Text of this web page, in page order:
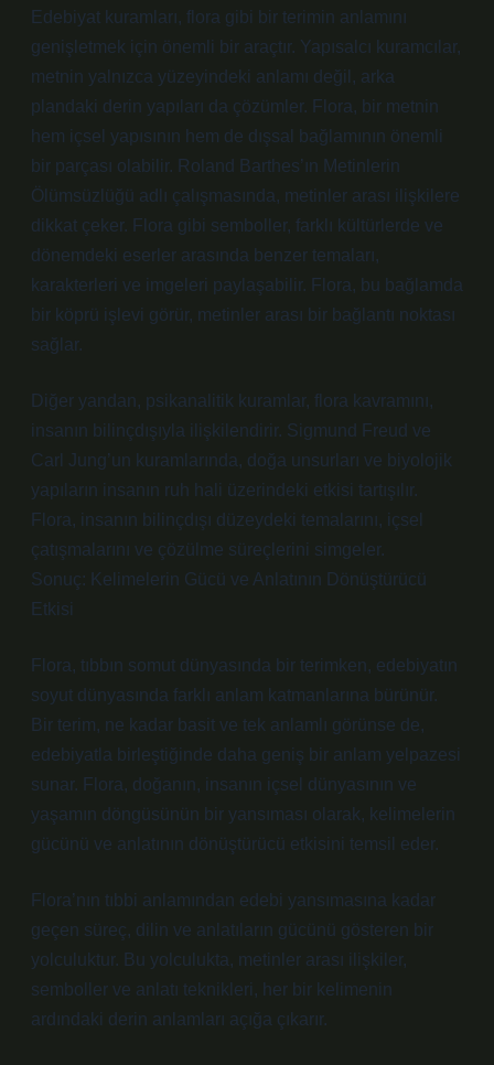
Edebiyat kuramları, flora gibi bir terimin anlamını
genişletmek için önemli bir araçtır. Yapısalcı kuramcılar,
metnin yalnızca yüzeyindeki anlamı değil, arka
plandaki derin yapıları da çözümler. Flora, bir metnin
hem içsel yapısının hem de dışsal bağlamının önemli
bir parçası olabilir. Roland Barthes’ın Metinlerin
Ölümsüzlüğü adlı çalışmasında, metinler arası ilişkilere
dikkat çeker. Flora gibi semboller, farklı kültürlerde ve
dönemdeki eserler arasında benzer temaları,
karakterleri ve imgeleri paylaşabilir. Flora, bu bağlamda
bir köprü işlevi görür, metinler arası bir bağlantı noktası
sağlar.
Diğer yandan, psikanalitik kuramlar, flora kavramını,
insanın bilinçdışıyla ilişkilendirir. Sigmund Freud ve
Carl Jung’un kuramlarında, doğa unsurları ve biyolojik
yapıların insanın ruh hali üzerindeki etkisi tartışılır.
Flora, insanın bilinçdışı düzeydeki temalarını, içsel
çatışmalarını ve çözülme süreçlerini simgeler.
Sonuç: Kelimelerin Gücü ve Anlatının Dönüştürücü
Etkisi
Flora, tıbbın somut dünyasında bir terimken, edebiyatın
soyut dünyasında farklı anlam katmanlarına bürünür.
Bir terim, ne kadar basit ve tek anlamlı görünse de,
edebiyatla birleştiğinde daha geniş bir anlam yelpazesi
sunar. Flora, doğanın, insanın içsel dünyasının ve
yaşamın döngüsünün bir yansıması olarak, kelimelerin
gücünü ve anlatının dönüştürücü etkisini temsil eder.
Flora’nın tıbbi anlamından edebi yansımasına kadar
geçen süreç, dilin ve anlatıların gücünü gösteren bir
yolculuktur. Bu yolculukta, metinler arası ilişkiler,
semboller ve anlatı teknikleri, her bir kelimenin
ardındaki derin anlamları açığa çıkarır.